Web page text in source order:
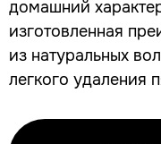
домашний
изготовленная
из натуральных
легкого удаления